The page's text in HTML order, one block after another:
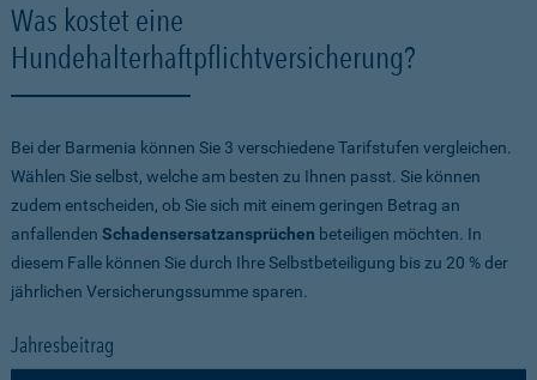
Was kostet eine
Hundehalterhaftpflichtversicherung?
Bei der Barmenia können Sie 3 verschiedene Tarifstufen vergleichen.
Wählen Sie selbst, welche am besten zu Ihnen passt. Sie können
zudem entscheiden, ob Sie sich mit einem geringen Betrag an
anfallenden Schadensersatzansprüchen beteiligen möchten. In
diesem Falle können Sie durch Ihre Selbstbeteiligung bis zu 20 % der
jährlichen Versicherungssumme sparen.
Jahresbeitrag